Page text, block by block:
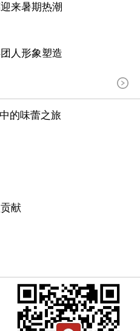
文学奖项
四川作家报
来暑期热潮
人形象塑造
的味蕾之旅
献